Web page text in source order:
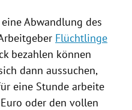
eine Abwandlung des
Flüchtlinge
bezahlen können
dann aussuchen,
eine Stunde arbeite
oder den vollen